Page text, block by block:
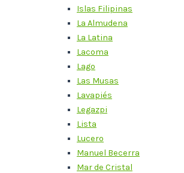
Islas Filipinas
La Almudena
La Latina
Lacoma
Lago
Las Musas
Lavapiés
Legazpi
Lista
Lucero
Manuel Becerra
Mar de Cristal